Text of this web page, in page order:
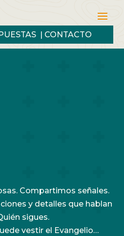
| CONTACTO
Compartimos señales.
y detalles que hablan
sigues.
vestir el Evangelio…